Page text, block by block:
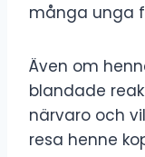
många unga
Även om
blandade
närvaro och
resa henne